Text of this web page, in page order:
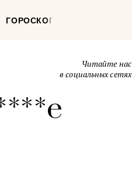
ГОРОСКОП
Читайте нас
в социальных сетях